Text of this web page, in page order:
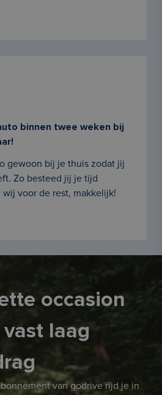
binnen twee weken bij
gewoon bij je thuis zodat jij
Zo besteed jij je tijd
voor de rest, makkelijk!
occasion
laag
van godrive rijd je in